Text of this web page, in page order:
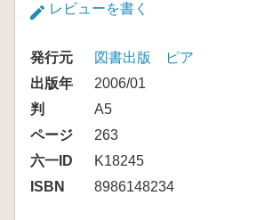
レビューを書く
発行元
図書出版 ピア
出版年
2006/01
判
A5
ページ
263
六一ID
K18245
ISBN
8986148234